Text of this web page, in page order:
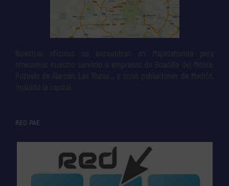
Nuestras oficinas se encuentran en Majadahonda pero
ofrecemos nuestro servicio a empresas de Boadilla del Monte,
Pozuelo de Alarcón, Las Rozas... y otras poblaciones de Madrid,
incluida la capital.
RED PAE